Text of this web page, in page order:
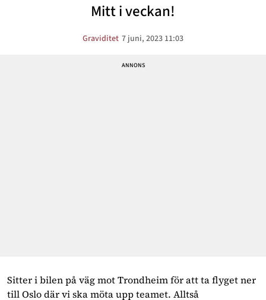
Mitt i veckan!
Graviditet 7 juni, 2023 11:03
Sitter i bilen på väg mot Trondheim för att ta flyget ner
till Oslo där vi ska möta upp teamet. Alltså